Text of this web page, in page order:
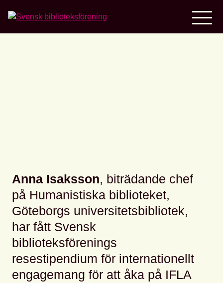
Anna Isaksson, biträdande chef
på Humanistiska biblioteket,
Göteborgs universitetsbibliotek,
har fått Svensk
biblioteksförenings
resestipendium för internationellt
engagemang för att åka på IFLA